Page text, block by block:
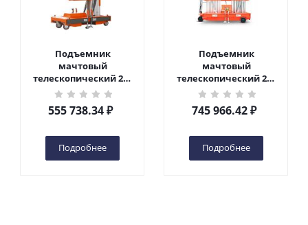
Подъемник
мачтовый
телескопический 200
кг 6 м TOR GTWY6-200S
DC 2-мачтовый
(автономный) (G) в
555 738.34₽
Подробнее
Подъемник
мачтовый
телескопический 200
кг 10 м TOR GTWY10-
200S DC 2-мачтовый
(автономный) (N) в
745 966.42₽
Подробнее